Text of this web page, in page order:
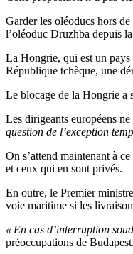
Garder les oléoducs hors
l’oléoduc Druzhba depuis
La Hongrie, qui est un pays
République tchèque, une
Le blocage de la Hongrie a
Les dirigeants européens
question de l’exception
On s’attend maintenant à
et ceux qui en sont privés.
En outre, le Premier
voie maritime si les
« En cas d’interruption
préoccupations de Budapest.